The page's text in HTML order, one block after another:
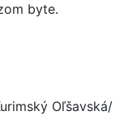
byte.
Oľšavská/